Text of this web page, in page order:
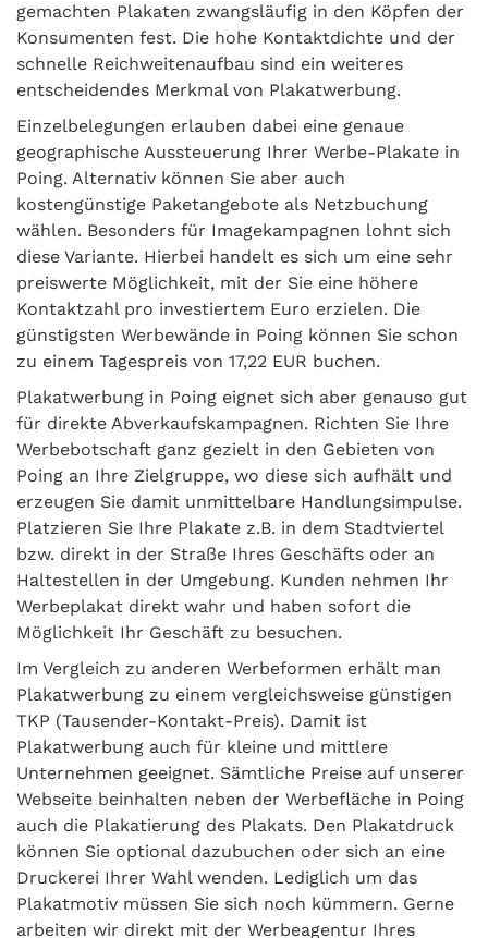
gemachten Plakaten zwangsläufig in den Köpfen der
Konsumenten fest. Die hohe Kontaktdichte und der
schnelle Reichweitenaufbau sind ein weiteres
entscheidendes Merkmal von Plakatwerbung.
Einzelbelegungen erlauben dabei eine genaue
geographische Aussteuerung Ihrer Werbe-Plakate in
Poing. Alternativ können Sie aber auch
kostengünstige Paketangebote als Netzbuchung
wählen. Besonders für Imagekampagnen lohnt sich
diese Variante. Hierbei handelt es sich um eine sehr
preiswerte Möglichkeit, mit der Sie eine höhere
Kontaktzahl pro investiertem Euro erzielen. Die
günstigsten Werbewände in Poing können Sie schon
zu einem Tagespreis von 17,22 EUR buchen.
Plakatwerbung in Poing eignet sich aber genauso gut
für direkte Abverkaufskampagnen. Richten Sie Ihre
Werbebotschaft ganz gezielt in den Gebieten von
Poing an Ihre Zielgruppe, wo diese sich aufhält und
erzeugen Sie damit unmittelbare Handlungsimpulse.
Platzieren Sie Ihre Plakate z.B. in dem Stadtviertel
bzw. direkt in der Straße Ihres Geschäfts oder an
Haltestellen in der Umgebung. Kunden nehmen Ihr
Werbeplakat direkt wahr und haben sofort die
Möglichkeit Ihr Geschäft zu besuchen.
Im Vergleich zu anderen Werbeformen erhält man
Plakatwerbung zu einem vergleichsweise günstigen
TKP (Tausender-Kontakt-Preis). Damit ist
Plakatwerbung auch für kleine und mittlere
Unternehmen geeignet. Sämtliche Preise auf unserer
Webseite beinhalten neben der Werbefläche in Poing
auch die Plakatierung des Plakats. Den Plakatdruck
können Sie optional dazubuchen oder sich an eine
Druckerei Ihrer Wahl wenden. Lediglich um das
Plakatmotiv müssen Sie sich noch kümmern. Gerne
arbeiten wir direkt mit der Werbeagentur Ihres